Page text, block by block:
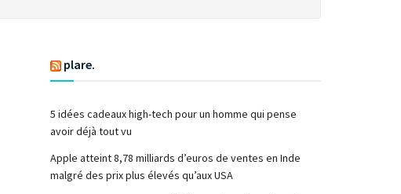
plare.
5 idées cadeaux high-tech pour un homme qui pense
avoir déjà tout vu
Apple atteint 8,78 milliards d’euros de ventes en Inde
malgré des prix plus élevés qu’aux USA